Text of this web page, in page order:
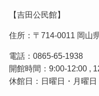
【吉田公民館】
住所：〒714-0011 岡山
電話：0865-65-1938
開館時間：9:00-12:00 ,
休館日：日曜日・月曜日